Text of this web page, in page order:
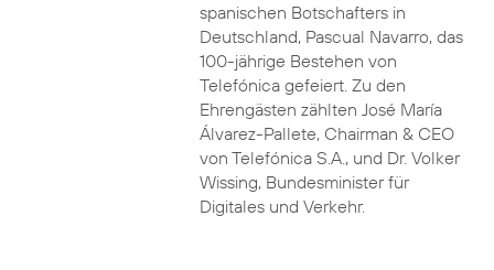
spanischen Botschafters in
Deutschland, Pascual Navarro, das
100-jährige Bestehen von
Telefónica gefeiert. Zu den
Ehrengästen zählten José María
Álvarez-Pallete, Chairman & CEO
von Telefónica S.A., und Dr. Volker
Wissing, Bundesminister für
Digitales und Verkehr.